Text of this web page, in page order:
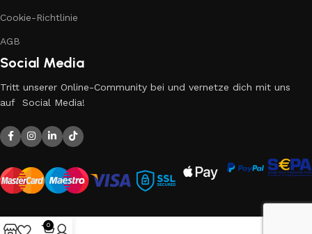
Cookie-Richtlinie
AGB
Social Media
Tritt unserer Online-Community bei und vernetze dich mit uns
auf Social Media!
0